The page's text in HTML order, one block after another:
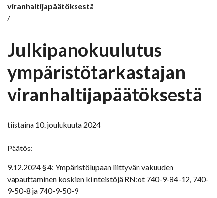
viranhaltijapäätöksestä
/
Julkipanokuulutus
ympäristötarkastajan
viranhaltijapäätöksestä
tiistaina 10. joulukuuta 2024
Päätös:
9.12.2024 § 4: Ympäristölupaan liittyvän vakuuden
vapauttaminen koskien kiinteistöjä RN:ot 740-9-84-12, 740-
9-50-8 ja 740-9-50-9